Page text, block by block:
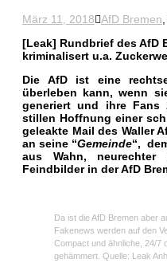
März 11, 2018 AfD Bremen
[Leak] Rundbrief des AfD
kriminalisert u.a.
Die AfD ist eine
überleben kann, wenn
generiert und ihre Fans
stillen Hoffnung einer
geleakte Mail des Waller
an seine “Gemeinde“,
aus Wahn,
Feindbilder in der AfD
Da ist die AfD Bremen aber
Fakenews werden auf den
Compact und ähnliche, 24/7
gehämmert. Quelle: Leak